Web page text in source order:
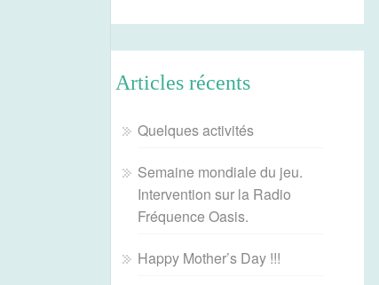
Articles récents
Quelques activités
Semaine mondiale du jeu.
Intervention sur la Radio
Fréquence Oasis.
Happy Mother’s Day !!!